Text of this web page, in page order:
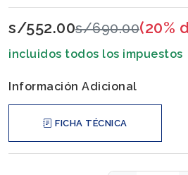
s/552.00s/690.00(20%
incluidos todos los impuestos
Información Adicional
FICHA TÉCNICA